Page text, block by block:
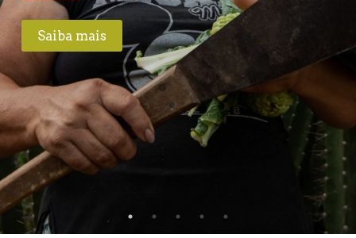
Saiba mais